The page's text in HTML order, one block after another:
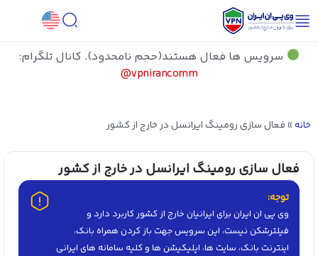
سرویس ها فعال هستند(حجم نامحدود). کانال تلگرام:
vpnirancomm@
خانه»فعال سازی رومینگ ایرانسل در خارج از کشور
فعال سازی رومینگ ایرانسل در خارج از کشور
توجه:
وی پی ان ایران برای ایرانیان خارج از کشور کاربرد دارد و
فیلترشکن نیست، این سرویس جهت باز کردن همراه بانک،
اینترنت بانک، سایت ها، اپلیکیشن ها و کلیه سامانه های ایرانی